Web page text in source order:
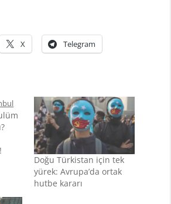
X Telegram
Doğu Türkistan için tek
yürek: Avrupa’da ortak
hutbe kararı